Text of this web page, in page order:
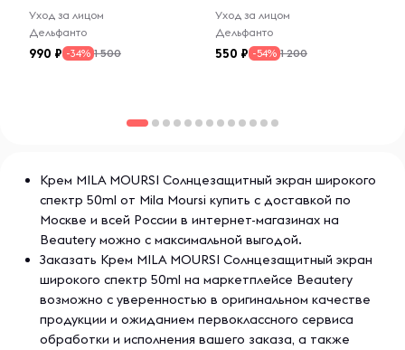
Уход за лицом
Дельфанто
990 -34% 1 500
Уход за лицом
Дельфанто
550 -54% 1 200
Крем MILA MOURSI Солнцезащитный экран широкого
спектр 50ml от Mila Moursi купить с доставкой по
Москве и всей России в интернет-магазинах на
Beautery можно с максимальной выгодой.
Заказать Крем MILA MOURSI Солнцезащитный экран
широкого спектр 50ml на маркетплейсе Beautery
возможно с уверенностью в оригинальном качестве
продукции и ожиданием первоклассного сервиса
обработки и исполнения вашего заказа, а также